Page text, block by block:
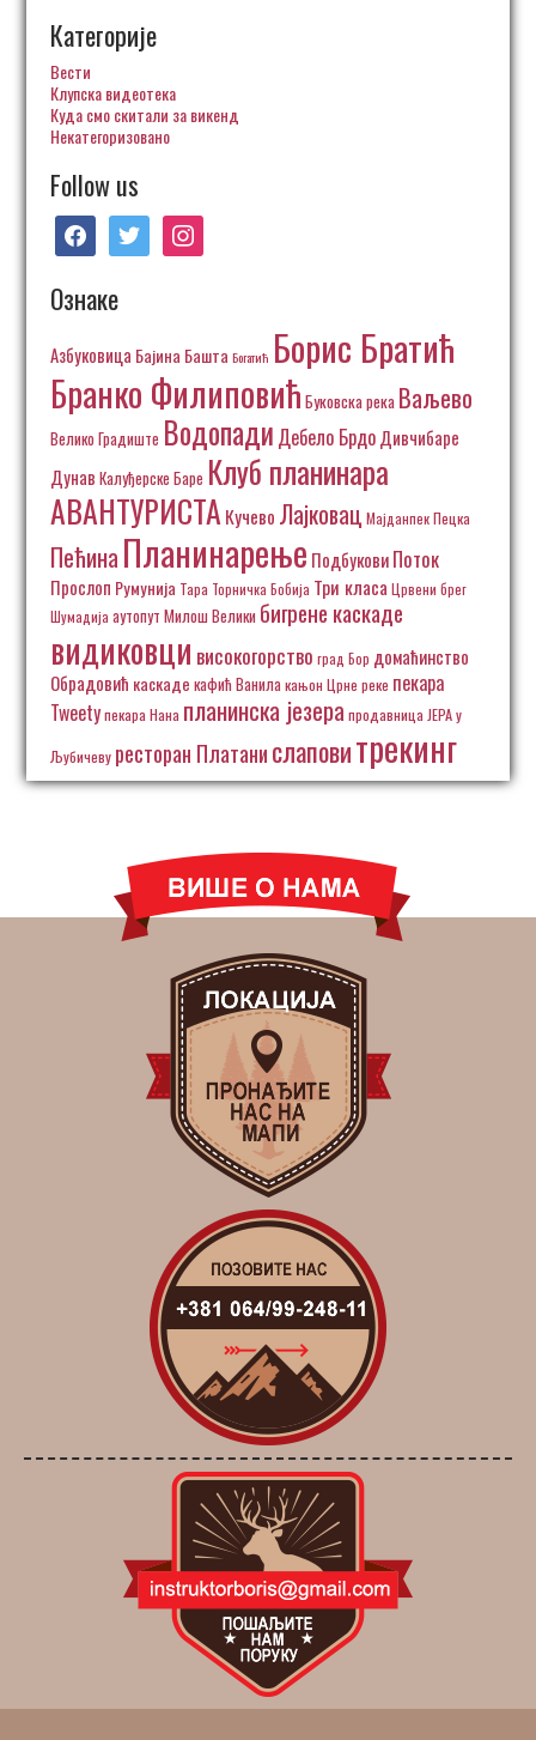
Категорије
Вести
Клупска видеотека
Куда смо скитали за викенд
Некатегоризовано
Follow us
facebooktwitter instagram
Ознаке
Азбуковица Бајина Башта Богатић Борис Братић
Бранко Филиповић Буковска река Ваљево
Велико Градиште Водопади Дебело БрдоДивчибаре
Дунав Калуђерске Баре Клуб планинара
АВАНТУРИСТА Кучево Лајковац Мајданпек Пецка
Пећина Планинарење ПодбуковиПоток
Прослоп Румунија Тара Торничка Бобија Три класа Црвени брег
Шумадија аутопут Милош Велики бигрене каскаде
видиковци високогорство град Бор домаћинство
Обрадовић каскаде кафић Ванила кањон Црне реке пекара
Tweetyпекара Нана планинска језера продавница ЈЕРА у
Љубичеву ресторан Платанислаповитрекинг